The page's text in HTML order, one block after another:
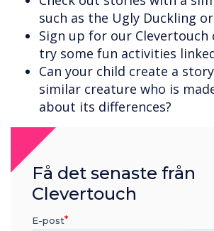
such as the Ugly Duckling
Sign up for our Clevertouch
try some fun activities
Can your child create a
similar creature who is
about its differences?
Få det senaste från
Clevertouch
E-post